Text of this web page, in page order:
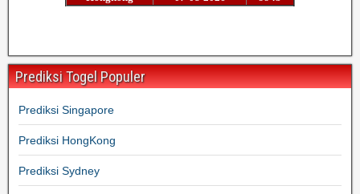
Prediksi Togel Populer
Prediksi Singapore
Prediksi HongKong
Prediksi Sydney